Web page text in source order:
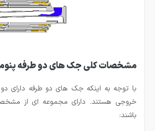
مشخصات کلی جک های دو طرفه
با توجه به اینکه جک های دو طرفه دارای
خروجی هستند. دارای مجموعه ای از
باشند: